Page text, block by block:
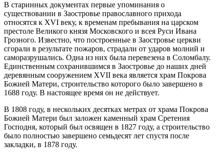
В старинных документах первые упоминания о
существовании в Заостровье православного прихода
относятся к XVI веку, к временам пребывания на царском
престоле Великого князя Московского и всея Руси Ивана
Грозного. Известно, что построенные в Заостровье церкви
сгорали в результате пожаров, страдали от ударов молний и
саморазрушались. Одна из них была перевезена в Соломбалу.
Единственным сохранившимся в Заостровье до наших дней
деревянным сооружением XVII века является храм Покрова
Божией Матери, строительство которого было завершено в
1688 году. В настоящее время он не действует.
В 1808 году, в нескольких десятках метрах от храма Покрова
Божией Матери был заложен каменный храм Сретения
Господня, который был освящен в 1827 году, а строительство
было полностью завершено семьдесят лет спустя после
закладки, в 1878 году.